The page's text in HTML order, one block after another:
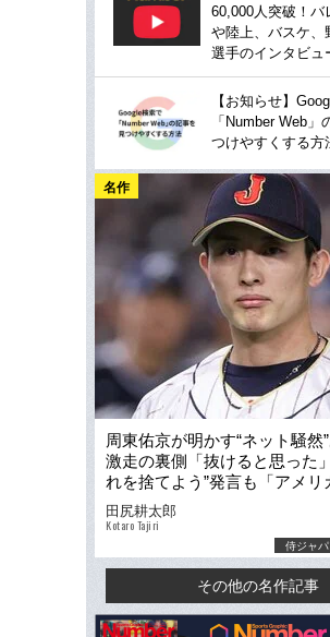
60,000人突破！バ
や陸上、バスケ、
選手のインタビュ
【お知らせ】
「Number Web」
つけやすくする方
名作
周東佑京が明かす“ネット騒然
激走の裏側「抜けると思った
れを捨てよう”発言も「アメリ
からサイン欲しかった（笑）」
田尻耕太郎
Kotaro Tajiri
侍ジャパ
その他の名作記事